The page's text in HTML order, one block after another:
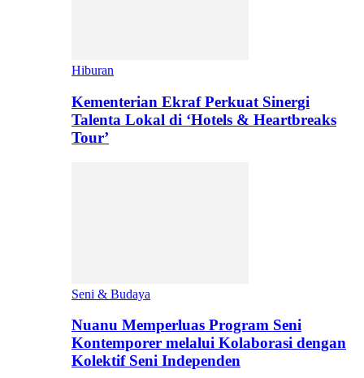
Hiburan
Kementerian Ekraf Perkuat Sinergi
Talenta Lokal di ‘Hotels & Heartbreaks
Tour’
Seni & Budaya
Nuanu Memperluas Program Seni
Kontemporer melalui Kolaborasi dengan
Kolektif Seni Independen